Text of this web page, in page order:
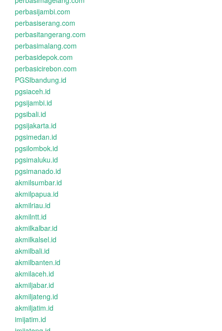
perbasijambi.com
perbasiserang.com
perbasitangerang.com
perbasimalang.com
perbasidepok.com
perbasicirebon.com
PGSIbandung.id
pgsiaceh.id
pgsijambi.id
pgsibali.id
pgsijakarta.id
pgsimedan.id
pgsilombok.id
pgsimaluku.id
pgsimanado.id
akmilsumbar.id
akmilpapua.id
akmilriau.id
akmilntt.id
akmilkalbar.id
akmilkalsel.id
akmilbali.id
akmilbanten.id
akmilaceh.id
akmiljabar.id
akmiljateng.id
akmiljatim.id
imijatim.id